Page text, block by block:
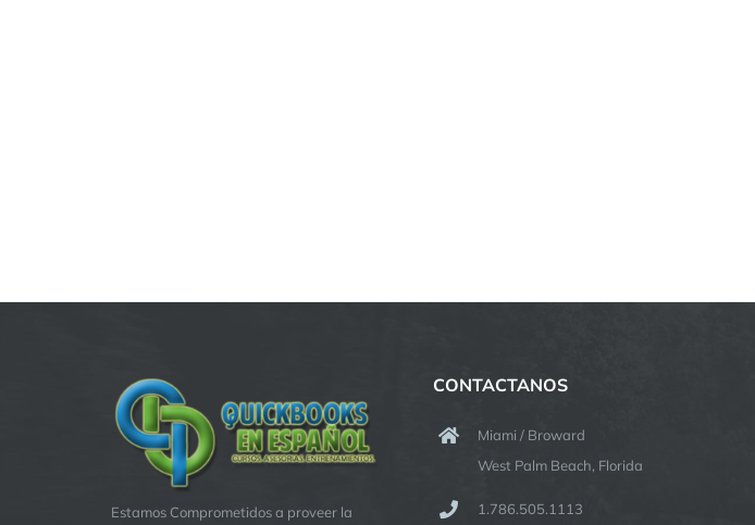
Estamos Comprometidos a proveer la
CONTACTANOS
Miami / Broward
West Palm Beach, Florida
1.786.505.1113